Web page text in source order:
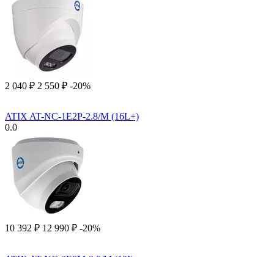
2 040 ₽ 2 550 ₽ -20%
ATIX AT-NC-1E2P-2.8/M (16L+)
0.0
10 392 ₽ 12 990 ₽ -20%